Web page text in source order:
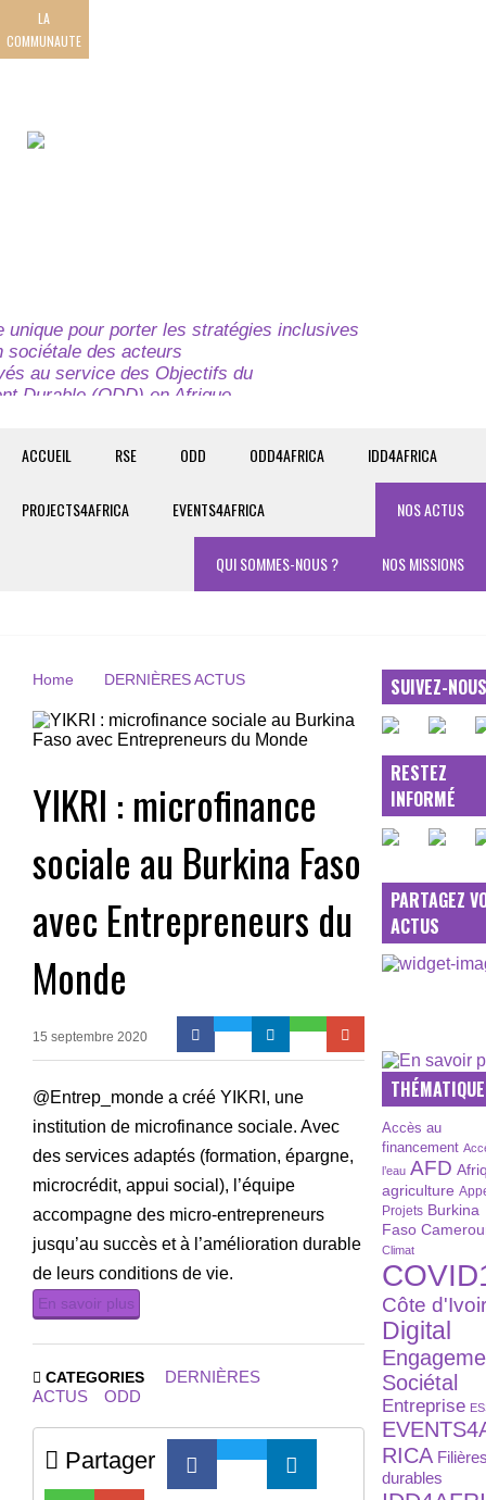
LA
COMMUNAUTE
unique pour porter les stratégies inclusives
sociétale des acteurs
au service des Objectifs du
Durable (ODD) en Afrique.
ACCUEIL RSE ODD ODD4AFRICA IDD4AFRICA
PROJECTS4AFRICA EVENTS4AFRICA NOS ACTUS
NOS MISSIONS
QUI SOMMES-NOUS ?
Home DERNIÈRES ACTUS
YIKRI : microfinance
sociale au Burkina Faso
avec Entrepreneurs du
Monde
15 septembre 2020
@Entrep_monde a créé YIKRI, une
institution de microfinance sociale. Avec
des services adaptés (formation, épargne,
microcrédit, appui social), l’équipe
accompagne des micro-entrepreneurs
jusqu’au succès et à l’amélioration durable
de leurs conditions de vie.
En savoir plus
CATEGORIES
DERNIÈRES
ACTUS
ODD
Partager
SUIVEZ-
RESTEZ
INFORMÉ
PARTAGEZ
ACTUS
Accès au
financement
l’eau AFD
agriculture
Projets Burkina
Faso
Climat
Côte
Digital
Sociétal
Entreprise
RICA
durables